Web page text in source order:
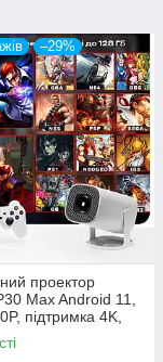
–29%
проектор
Max Android 11,
підтримка 4K,
домашній